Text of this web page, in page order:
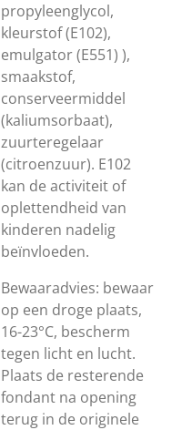
propyleenglycol,
kleurstof (E102),
emulgator (E551) ),
smaakstof,
conserveermiddel
(kaliumsorbaat),
zuurteregelaar
(citroenzuur). E102
kan de activiteit of
oplettendheid van
kinderen nadelig
beïnvloeden.
Bewaaradvies: bewaar
op een droge plaats,
16-23°C, bescherm
tegen licht en lucht.
Plaats de resterende
fondant na opening
terug in de originele